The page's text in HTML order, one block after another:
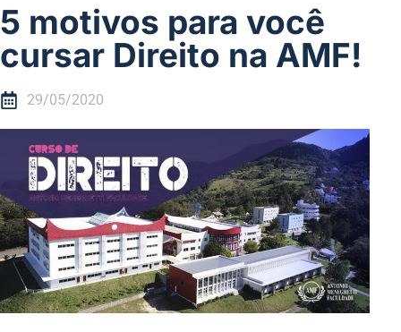
5 motivos para você
cursar Direito na AMF!
29/05/2020